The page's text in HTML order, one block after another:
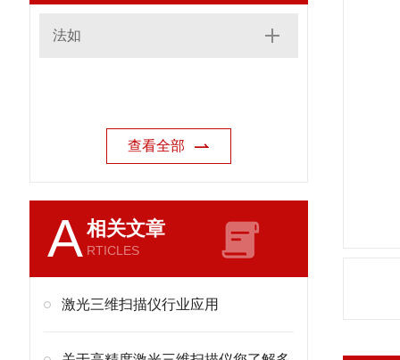
法如
查看全部
A相关文章
RTICLES
激光三维扫描仪行业应用